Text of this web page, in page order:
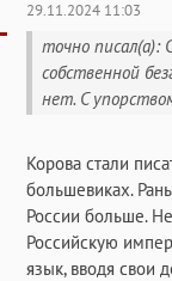
29.11.2024 11:03
точно писал(а):
собственной
нет. С
Корова стали
большевиках.
России больше.
Российскую
язык, вводя свои